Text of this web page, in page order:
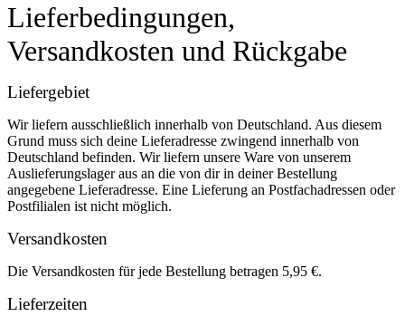
Lieferbedingungen,
Versandkosten und Rückgabe
Liefergebiet
Wir liefern ausschließlich innerhalb von Deutschland. Aus diesem
Grund muss sich deine Lieferadresse zwingend innerhalb von
Deutschland befinden. Wir liefern unsere Ware von unserem
Auslieferungslager aus an die von dir in deiner Bestellung
angegebene Lieferadresse. Eine Lieferung an Postfachadressen oder
Postfilialen ist nicht möglich.
Versandkosten
Die Versandkosten für jede Bestellung betragen 5,95 €.
Lieferzeiten